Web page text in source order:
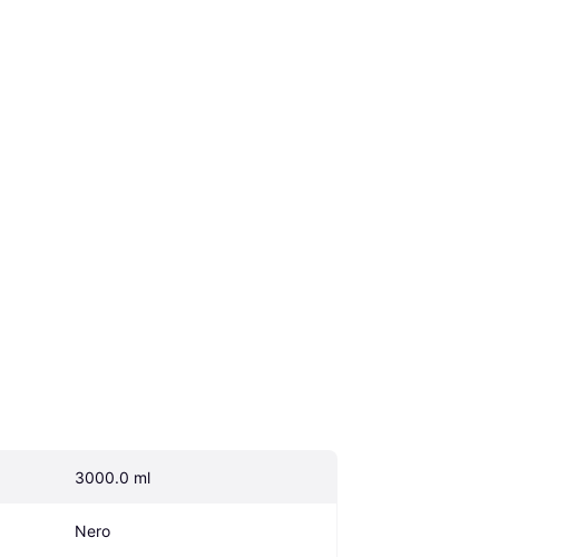
3000.0 ml
Nero